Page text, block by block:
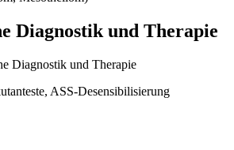
Diagnostik und Therapie
ASS-Desensibilisierung